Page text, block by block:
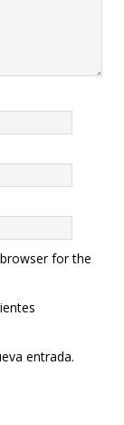
for the
entrada.